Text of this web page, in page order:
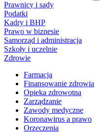
Prawnicy i sądy
Podatki
Kadry i BHP
Prawo w biznesie
Samorząd i administracja
Szkoły i uczelnie
Zdrowie
Farmacja
Finansowanie zdrowia
Opieka zdrowotna
Zarządzanie
Zawody medyczne
Koronawirus a prawo
Orzeczenia